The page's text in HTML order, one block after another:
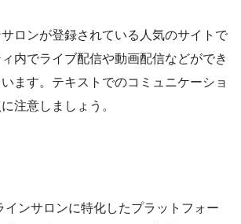
ロンが登録されている人気のサイトで
内でライブ配信や動画配信などができ
ます。テキストでのコミュニケーショ
注意しましょう。
インサロンに特化したプラットフォー